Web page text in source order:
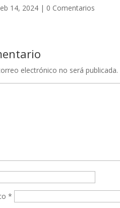
14, 2024 | 0 Comentarios
electrónico no será publicada.
*